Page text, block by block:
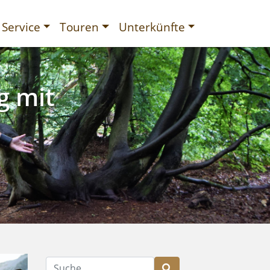
Service Touren Unterkünfte
mit
Suche